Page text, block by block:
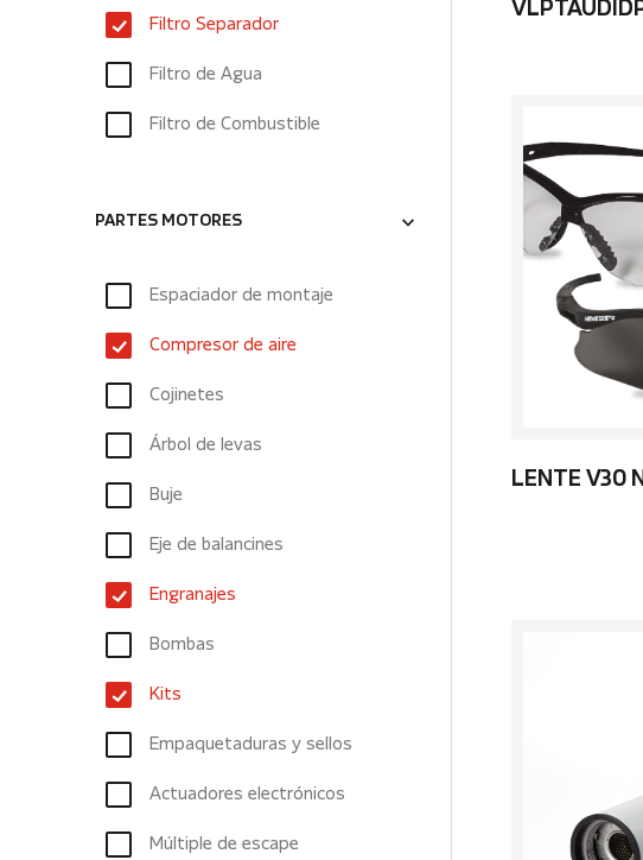
Filtro Separador
Filtro de Agua
Filtro de Combustible
PARTES MOTORES
Espaciador de montaje
Compresor de aire
Cojinetes
Árbol de levas
Buje
Eje de balancines
Engranajes
Bombas
Kits
Empaquetaduras y sellos
Actuadores electrónicos
Múltiple de escape
LENTE V30